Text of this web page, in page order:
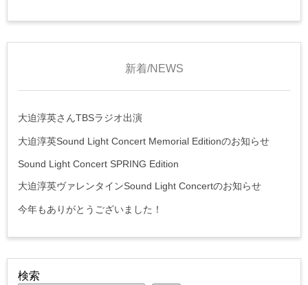
新着/NEWS
大迫淳英さんTBSラジオ出演
大迫淳英Sound Light Concert Memorial Editionのお知らせ
Sound Light Concert SPRING Edition
大迫淳英ヴァレンタインSound Light Concertのお知らせ
今年もありがとうございました！
検索